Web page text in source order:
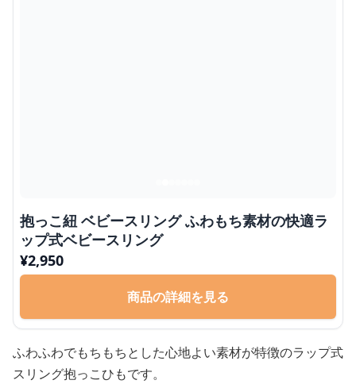
抱っこ紐 ベビースリング ふわもち素材の快適ラ
ップ式ベビースリング
¥2,950
商品の詳細を見る
ふわふわでもちもちとした心地よい素材が特徴のラップ式
スリング抱っこひもです。